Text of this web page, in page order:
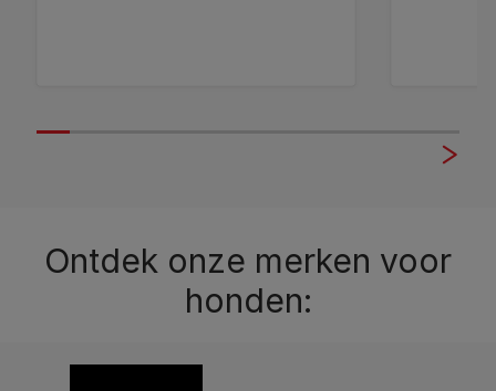
Ontdek onze merken voor
honden: